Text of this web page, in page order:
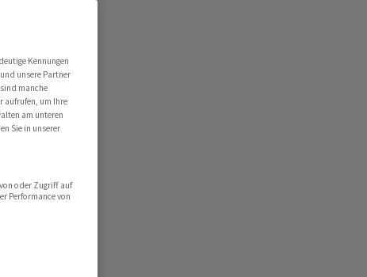
als Tagesverlierer am SMI - Logitech und AMS Osram gefragt - Ölpreis auf dem
Kennungen
unsere Partner
manche
aufrufen, um Ihre
am unteren
Sie in unserer
oder Zugriff auf
Performance von